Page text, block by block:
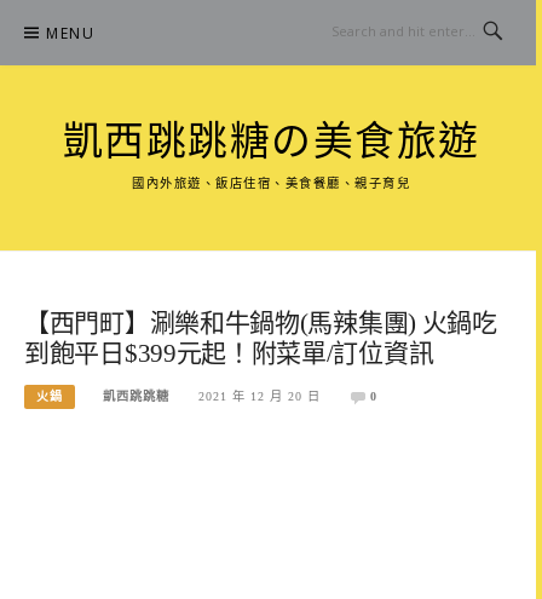
content
MENU
凱西跳跳糖の美食旅遊
國內外旅遊、飯店住宿、美食餐廳、親子育兒
【西門町】涮樂和牛鍋物(馬辣集團) 火鍋吃
到飽平日$399元起！附菜單/訂位資訊
火鍋 凱西跳跳糖 2021 年 12 月 20 日 0